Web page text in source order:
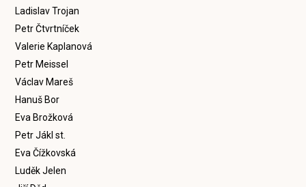
Ladislav Trojan
Petr Čtvrtníček
Valerie Kaplanová
Petr Meissel
Václav Mareš
Hanuš Bor
Eva Brožková
Petr Jákl st.
Eva Čížkovská
Luděk Jelen